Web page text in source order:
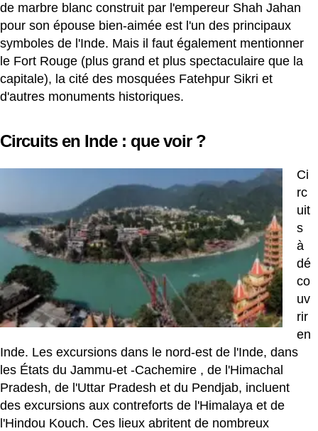
de marbre blanc construit par l'empereur Shah Jahan
pour son épouse bien-aimée est l'un des principaux
symboles de l'Inde. Mais il faut également mentionner
le Fort Rouge (plus grand et plus spectaculaire que la
capitale), la cité des mosquées Fatehpur Sikri et
d'autres monuments historiques.
Circuits en Inde : que voir ?
Ci
rc
uit
s
à
dé
co
uv
rir
en
Inde. Les excursions dans le nord-est de l'Inde, dans
les États du Jammu-et -Cachemire , de l'Himachal
Pradesh, de l'Uttar Pradesh et du Pendjab, incluent
des excursions aux contreforts de l'Himalaya et de
l'Hindou Kouch. Ces lieux abritent de nombreux